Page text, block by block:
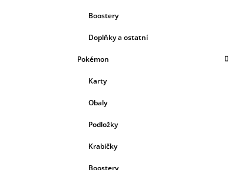
Boostery
Doplňky a ostatní
Pokémon
Karty
Obaly
Podložky
Krabičky
Boostery